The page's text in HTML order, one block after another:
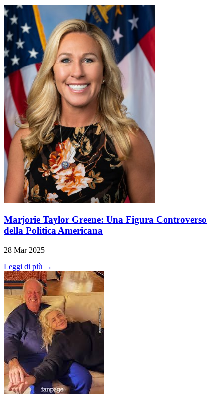
Marjorie Taylor Greene: Una Figura Controverso
della Politica Americana
28 Mar 2025
Leggi di più →